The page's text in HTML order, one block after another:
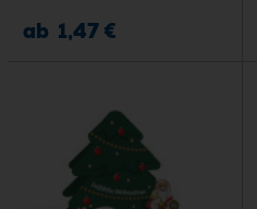
ab 1,47 €